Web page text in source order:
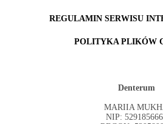
REGULAMIN SERWISU
POLITYKA PLIKÓW
Denterum
MARIIA
NIP: